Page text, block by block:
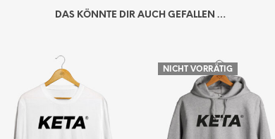
DAS KÖNNTE DIR AUCH GEFALLEN …
NICHT VORRÄTIG